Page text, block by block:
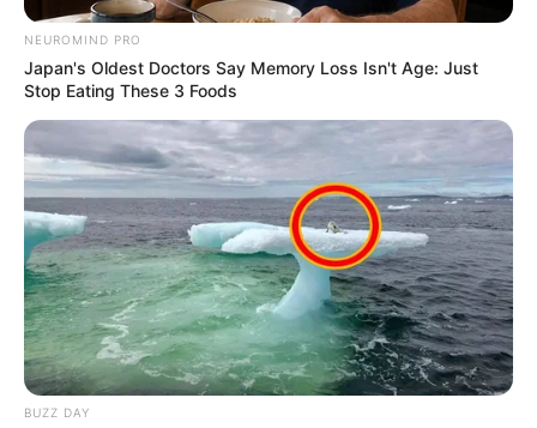
MThai เชื่อในสิ่งที่ทำ ทำในสิ่งที่เชื่อ
รับข่าวสารเลขมงคล สถิติเลขดัง ดวงรายวัน รายเดือน รายปี
พร้อมแนะนำวิธีเสริมดวง
ลุ้นรับรางวัลจากกิจกรรมเสริมความเป็นมงคลให้กับตัวท่านเอง
NEUROMIND PRO
Japan's Oldest Doctors Say Memory Loss Isn't Age: Just
Stop Eating These 3 Foods
BUZZ DAY